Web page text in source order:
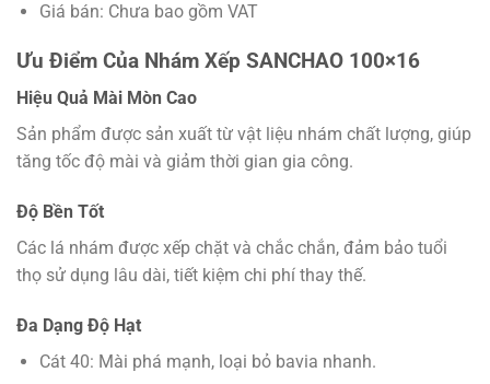
Giá bán: Chưa bao gồm VAT
Ưu Điểm Của Nhám Xếp SANCHAO 100×16
Hiệu Quả Mài Mòn Cao
Sản phẩm được sản xuất từ vật liệu nhám chất lượng, giúp
tăng tốc độ mài và giảm thời gian gia công.
Độ Bền Tốt
Các lá nhám được xếp chặt và chắc chắn, đảm bảo tuổi
thọ sử dụng lâu dài, tiết kiệm chi phí thay thế.
Đa Dạng Độ Hạt
Cát 40: Mài phá mạnh, loại bỏ bavia nhanh.